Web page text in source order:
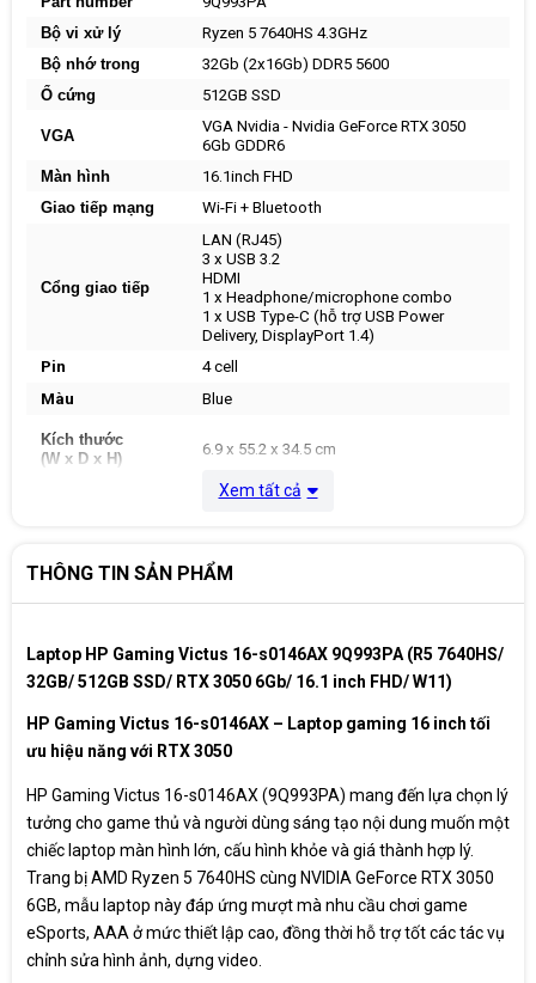
Bộ vi xử lý
Ryzen 5 7640HS 4.3GHz
Bộ nhớ trong
32Gb (2x16Gb) DDR5 5600
Ổ cứng
512GB SSD
VGA
VGA Nvidia - Nvidia GeForce RTX 3050
6Gb GDDR6
Màn hình
16.1inch FHD
Giao tiếp mạng
Wi-Fi + Bluetooth
Cổng giao tiếp
LAN (RJ45)
3 x USB 3.2
HDMI
1 x Headphone/microphone combo
1 x USB Type-C (hỗ trợ USB Power
Delivery, DisplayPort 1.4)
Pin
4 cell
Màu
Blue
Kích thước
(W x D x H)
6.9 x 55.2 x 34.5 cm
2,31 Kg
Xem tất cả
THÔNG TIN SẢN PHẨM
Laptop HP Gaming Victus 16-s0146AX 9Q993PA (R5 7640HS/
32GB/ 512GB SSD/ RTX 3050 6Gb/ 16.1 inch FHD/ W11)
HP Gaming Victus 16-s0146AX – Laptop gaming 16 inch tối
ưu hiệu năng với RTX 3050
HP Gaming Victus 16-s0146AX (9Q993PA) mang đến lựa chọn lý
tưởng cho game thủ và người dùng sáng tạo nội dung muốn một
chiếc laptop màn hình lớn, cấu hình khỏe và giá thành hợp lý.
Trang bị AMD Ryzen 5 7640HS cùng NVIDIA GeForce RTX 3050
6GB, mẫu laptop này đáp ứng mượt mà nhu cầu chơi game
eSports, AAA ở mức thiết lập cao, đồng thời hỗ trợ tốt các tác vụ
chỉnh sửa hình ảnh, dựng video.